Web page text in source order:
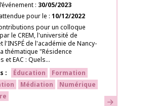
30/05/2023
pour le 10/12/2022
pour un colloque
le CREM, l'université de
l'INSPÉ de l'académie de Nancy-
thématique "Résidence
et EAC : Quels...
Éducation
Formation
Médiation
Numérique
En savoir plus